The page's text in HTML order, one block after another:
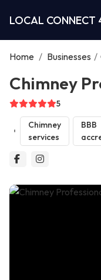
LOCAL CONNECT
Home / Businesses /
Chimney
5
Chimney
services
BBB